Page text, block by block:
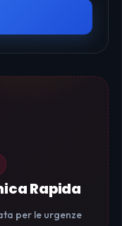
Rapida
per le urgenze